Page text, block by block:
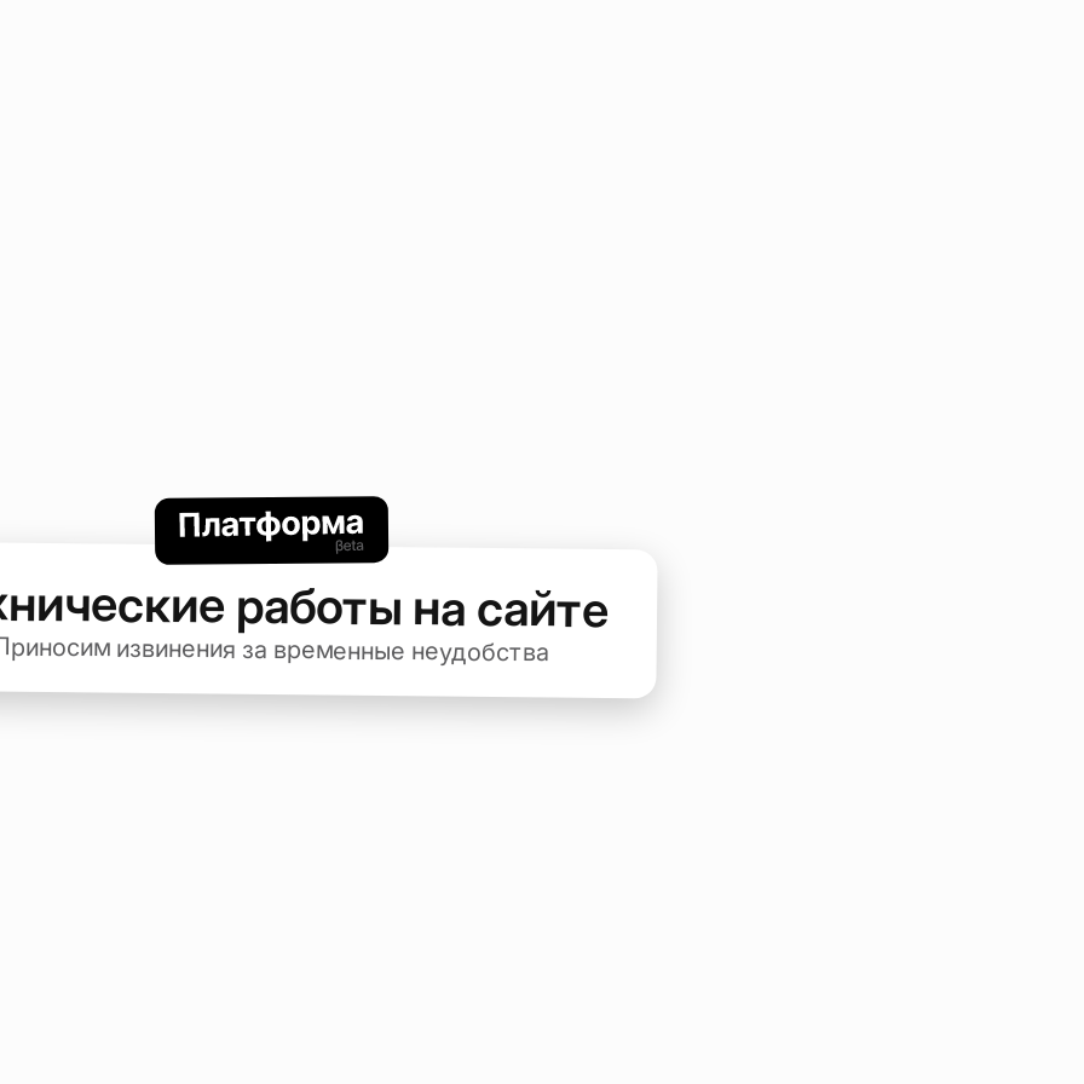
работы на сайте
извинения за временные неудобства